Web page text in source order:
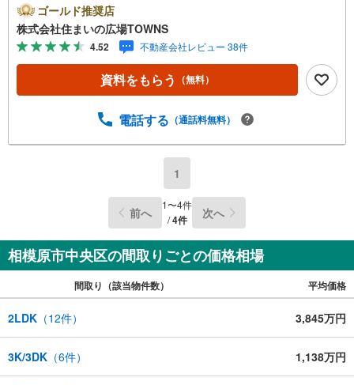
う開放的な設計が魅力です。特に開放感あふれる屋上は、
プライベートな屋外空間として、日常に彩りを与えてくれ
るでしょう。機能的なカウンターキッチンには大容量のパ
ントリーを備え、日々の家事を軽やかにサポートします。
浴室は1坪以上の広さがあり、窓からの自然光を感じながら
リラックスした時間を過ごせます。建物は耐震構造や省エ
ど、一年中快適で安心な住環境を実現しています。また、
す。周辺は閑静な住宅地でありながら、スーパーや小学校
m以上の幅員があり、旗竿地ならではの奥まった静けさと
プライバシーが守られた住環境も大きな特徴です。日当た
り良好なこの場所で、家族の笑顔が絶えない穏やかな暮ら
しを始めてみませんか。
ゴールド推奨店
株式会社住まいの広場TOWNS
4.52 不動産会社レビュー 38件
資料をもらう （無料）
電話する （通話料無料）
1
前へ 1〜4件
/4件 次へ
相模原市中央区の間取りごとの価格相場
間取り（該当物件数） 平均価格
2LDK （12件） 3,845万円
3K/3DK （6件） 1,138万円